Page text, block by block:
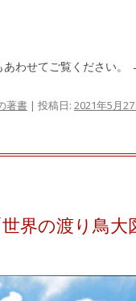
あわせてご覧ください。
著書 | 投稿日: 2021年5月27
界の渡り鳥大